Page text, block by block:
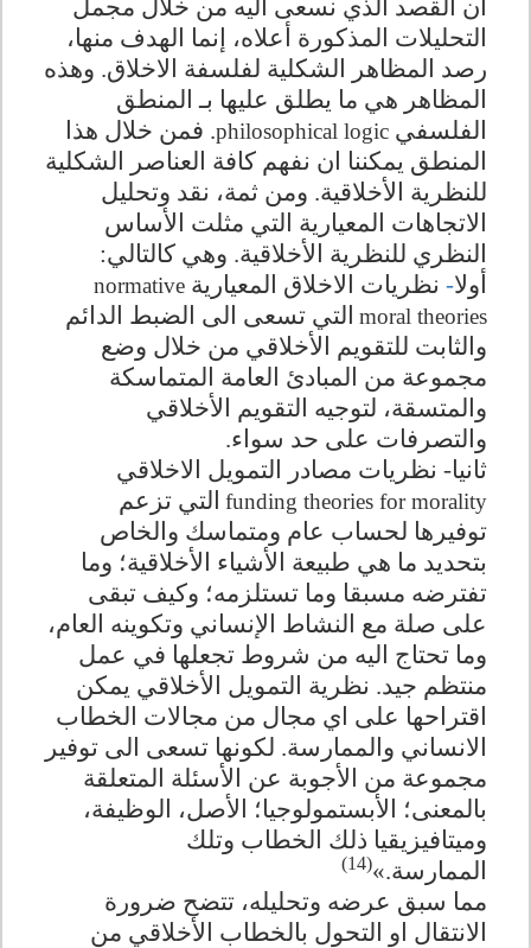
ان القصد الذي نسعى اليه من خلال مجمل
التحليلات المذكورة أعلاه، إنما الهدف منها،
رصد المظاهر الشكلية لفلسفة الاخلاق. وهذه
المظاهر هي ما يطلق عليها بـ المنطق
الفلسفي philosophical logic. فمن خلال هذا
المنطق يمكننا ان نفهم كافة العناصر الشكلية
للنظرية الأخلاقية. ومن ثمة، نقد وتحليل
الاتجاهات المعيارية التي مثلت الأساس
النظري للنظرية الأخلاقية. وهي كالتالي:
أولا- نظريات الاخلاق المعيارية normative
moral theories التي تسعى الى الضبط الدائم
والثابت للتقويم الأخلاقي من خلال وضع
مجموعة من المبادئ العامة المتماسكة
والمتسقة، لتوجيه التقويم الأخلاقي
والتصرفات على حد سواء.
ثانيا- نظريات مصادر التمويل الاخلاقي
funding theories for morality التي تزعم
توفيرها لحساب عام ومتماسك والخاص
بتحديد ما هي طبيعة الأشياء الأخلاقية؛ وما
تفترضه مسبقا وما تستلزمه؛ وكيف تبقى
على صلة مع النشاط الإنساني وتكوينه العام،
وما تحتاج اليه من شروط تجعلها في عمل
منتظم جيد. نظرية التمويل الأخلاقي يمكن
اقتراحها على اي مجال من مجالات الخطاب
الانساني والممارسة. لكونها تسعى الى توفير
مجموعة من الأجوبة عن الأسئلة المتعلقة
بالمعنى؛ الأبستمولوجيا؛ الأصل، الوظيفة،
وميتافيزيقيا ذلك الخطاب وتلك
الممارسة.»(14)
مما سبق عرضه وتحليله، تتضح ضرورة
الانتقال او التحول بالخطاب الأخلاقي من